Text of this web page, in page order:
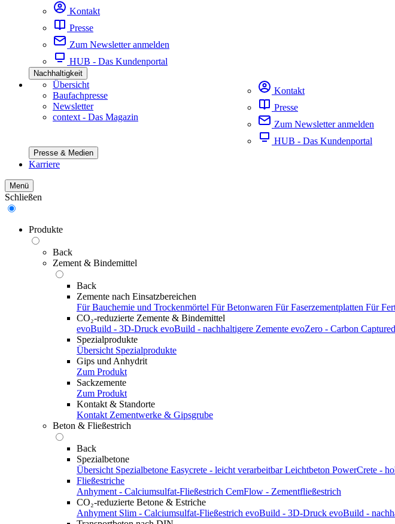
Kontakt
Presse
Zum Newsletter anmelden
HUB - Das Kundenportal
Nachhaltigkeit
Übersicht
Baufachpresse
Newsletter
context - Das Magazin
Kontakt
Presse
Zum Newsletter anmelden
HUB - Das Kundenportal
Presse & Medien
Karriere
Menü
Schließen
Produkte
Back
Zement & Bindemittel
Back
Zemente nach Einsatzbereichen
Für Bauchemie und Trockenmörtel Für Betonwaren Für Faserzementplatten Für
CO₂-reduzierte Zemente & Bindemittel
evoBuild - 3D-Druck evoBuild - nachhaltigere Zemente evoZero - Carbon
Spezialprodukte
Übersicht Spezialprodukte
Gips und Anhydrit
Zum Produkt
Sackzemente
Zum Produkt
Kontakt & Standorte
Kontakt Zementwerke & Gipsgrube
Beton & Fließestrich
Back
Spezialbetone
Übersicht Spezialbetone Easycrete - leicht verarbeitbar Leichtbeton PowerCrete -
Fließestriche
Anhyment - Calciumsulfat-Fließestrich CemFlow - Zementfließestrich
CO₂-reduzierte Betone & Estriche
Anhyment Slim - Calciumsulfat-Fließestrich evoBuild - 3D-Druck evoBuild -